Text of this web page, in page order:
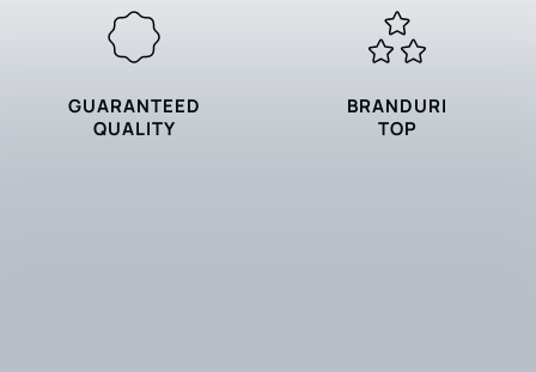
GUARANTEED
QUALITY
BRANDURI
TOP